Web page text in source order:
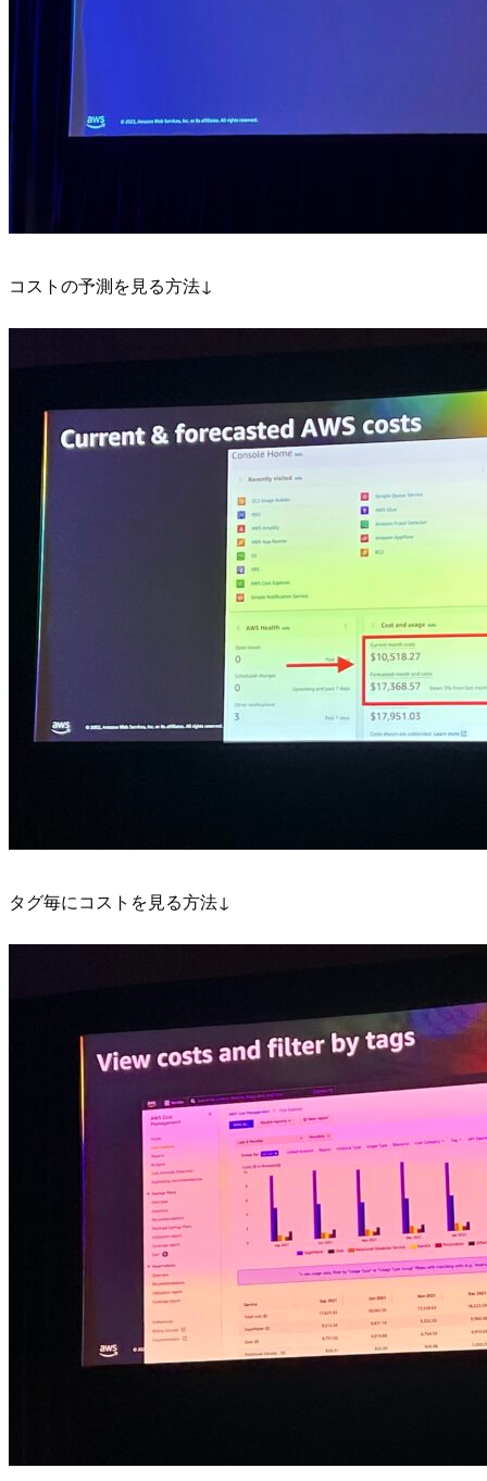
コストの予測を見る方法↓
タグ毎にコストを見る方法↓